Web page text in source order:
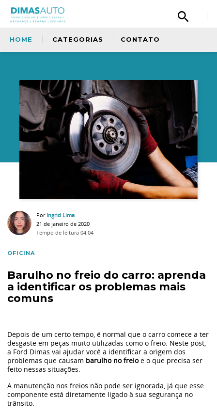
HOME CATEGORIAS CONTATO
Sem categoria
Copiloto
Ford
Oficina
Primeiro Carro
Materiais
Ação Social
Volvo
Tecnologia
sugestão para nos dar? Quer fazer um elogio
à nossa equipe ou simplismente deseja
entrar em contato com a gente? Fique a
vontade.
Autorizo o
Grupo Dimas a armazenar meus dados pessoais para
enviar campanhas de marketing e informações sobre a
empresa nos canais: Telefone, Email e SMS.
Por Ingrid Lima
21 de janeiro de 2020
Tempo de leitura 04:04
OFICINA
Barulho no freio do carro: aprenda
a identificar os problemas mais
comuns
Depois de um certo tempo, é normal que o carro comece a ter
desgaste em peças muito utilizadas como o freio. Neste post,
a Ford Dimas vai ajudar você a identificar a origem dos
problemas que causam barulho no freioe o que precisa ser
feito nessas situações.
A manutenção nos freios não pode ser ignorada, já que esse
componente está diretamente ligado à sua segurança no
trânsito.